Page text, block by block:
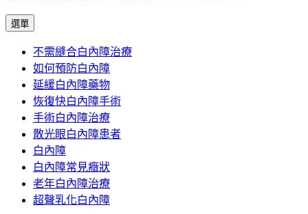
選單
主
要
內
容
不需縫合白內障治療
如何預防白內障
延緩白內障藥物
恢復快白內障手術
手術白內障治療
散光眼白內障患者
白內障
白內障常見癥狀
老年白內障治療
超聲乳化白內障